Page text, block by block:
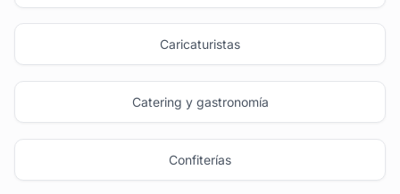
Caricaturistas
Catering y gastronomía
Confiterías